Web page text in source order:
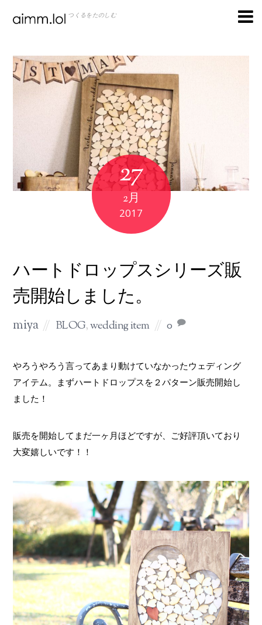
つくるをたのしむ
27
2月
2017
ハートドロップスシリーズ販
売開始しました。
miya BLOG,wedding item 0
やろうやろう言ってあまり動けていなかったウェディング
アイテム。まずハートドロップスを２パターン販売開始し
ました！
販売を開始してまだ一ヶ月ほどですが、ご好評頂いており
大変嬉しいです！！